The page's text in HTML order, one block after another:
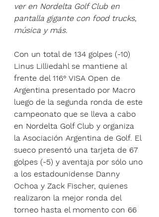
ver en Nordelta Golf Club en
pantalla gigante con food trucks,
música y más.
Con un total de 134 golpes (-10)
Linus Lilliedahl se mantiene al
frente del 116° VISA Open de
Argentina presentado por Macro
luego de la segunda ronda de este
campeonato que se lleva a cabo
en Nordelta Golf Club y organiza
la Asociación Argentina de Golf. El
sueco presentó una tarjeta de 67
golpes (-5) y aventaja por sólo uno
a los estadounidense Danny
Ochoa y Zack Fischer, quienes
realizaron la mejor ronda del
torneo hasta el momento con 66